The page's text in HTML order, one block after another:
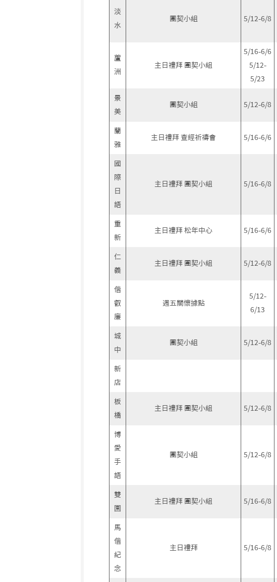
淡
水
團契小組 5/12-6/8
蘆
洲
主日禮拜 團契小組
5/16-6/6
5/12-
5/23
景
美
團契小組 5/12-6/8
蘭
雅
主日禮拜 查經祈禱會 5/16-6/6
國
際
日
語
主日禮拜 團契小組 5/16-6/8
重
新
主日禮拜 松年中心 5/16-6/6
仁
義
主日禮拜 團契小組 5/12-6/8
偕
叡
廉
週五關懷據點
5/12-
6/13
城
中
團契小組 5/12-6/8
新
店
板
橋
主日禮拜 團契小組 5/12-6/8
博
愛
手
語
團契小組 5/12-6/8
雙
園
主日禮拜 團契小組 5/16-6/8
馬
偕
紀
念
主日禮拜 5/16-6/8